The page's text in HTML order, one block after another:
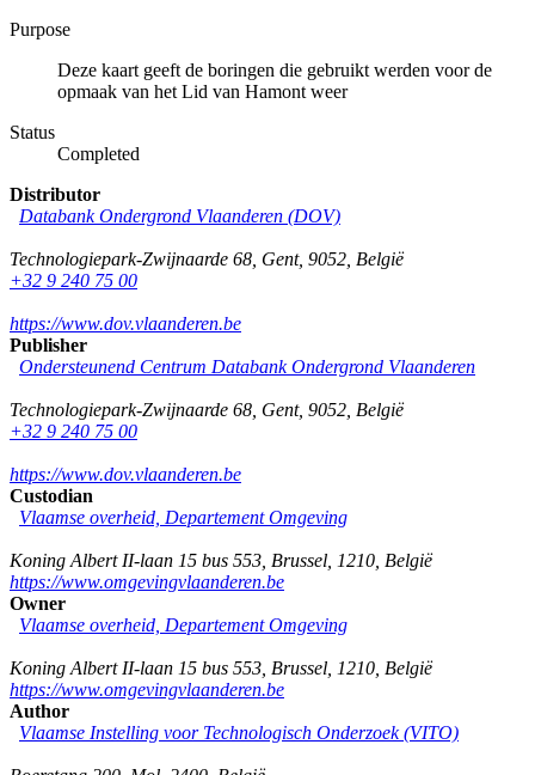
Purpose
Deze kaart geeft de boringen die gebruikt werden voor de
opmaak van het Lid van Hamont weer
Status
Completed
Distributor
Databank Ondergrond Vlaanderen (DOV)
Technologiepark-Zwijnaarde 68 Gent, 9052 België
+32 9 240 75 00
https://www.dov.vlaanderen.be
Publisher
Ondersteunend Centrum Databank Ondergrond Vlaanderen
Technologiepark-Zwijnaarde 68 Gent, 9052 België
+32 9 240 75 00
https://www.dov.vlaanderen.be
Custodian
Vlaamse overheid, Departement Omgeving
Koning Albert II-laan 15 bus 553 Brussel 1210 België
https://www.omgevingvlaanderen.be
Owner
Vlaamse overheid, Departement Omgeving
Koning Albert II-laan 15 bus 553 Brussel 1210 België
https://www.omgevingvlaanderen.be
Author
Vlaamse Instelling voor Technologisch Onderzoek (VITO)